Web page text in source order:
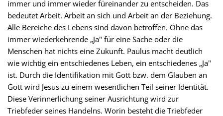
immer und immer wieder füreinander zu entscheiden. Das
bedeutet Arbeit. Arbeit an sich und Arbeit an der Beziehung.
Alle Bereiche des Lebens sind davon betroffen. Ohne das
immer wiederkehrende „Ja" für eine Sache oder die
Menschen hat nichts eine Zukunft. Paulus macht deutlich
wie wichtig ein entschiedenes Leben, ein entschiedenes „Ja"
ist. Durch die Identifikation mit Gott bzw. dem Glauben an
Gott wird Jesus zu einem wesentlichen Teil seiner Identität.
Diese Verinnerlichung seiner Ausrichtung wird zur
Triebfeder seines Handelns. Worin besteht die Triebfeder